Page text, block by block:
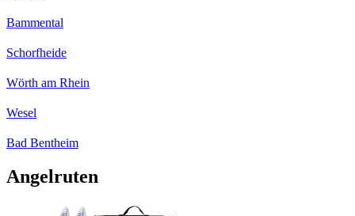
Bammental
Schorfheide
Wörth am Rhein
Wesel
Bad Bentheim
Angelruten